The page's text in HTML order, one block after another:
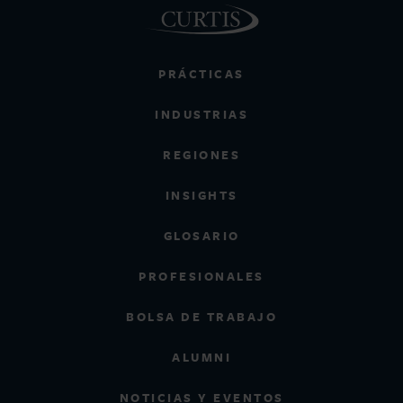
PRÁCTICAS
INDUSTRIAS
REGIONES
INSIGHTS
GLOSARIO
PROFESIONALES
BOLSA DE TRABAJO
ALUMNI
NOTICIAS Y EVENTOS